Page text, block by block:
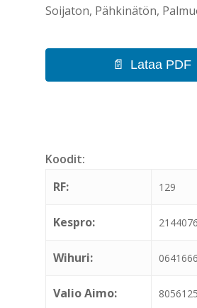
Soijaton, Pähkinätön,
Lataa PDF
Koodit:
RF:
129
Kespro:
Wihuri:
Valio Aimo: 8056125